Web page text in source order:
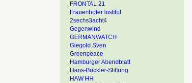
FRONTAL 21
Frauenhofer Institut
2sechs3acht4
Gegenwind
GERMANWATCH
Giegold Sven
Greenpeace
Hamburger Abendblatt
Hans-Böckler-Stiftung
HAW HH